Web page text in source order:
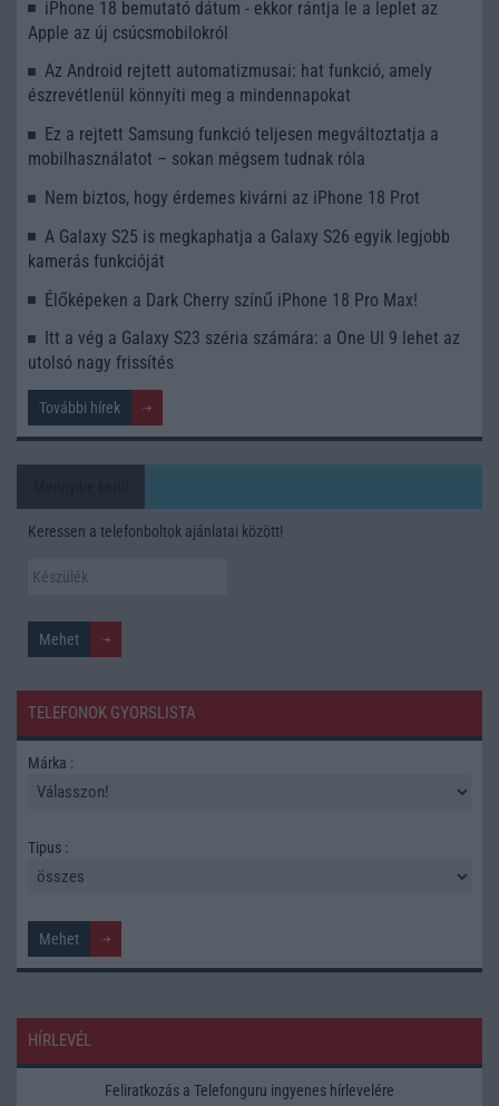
iPhone 18 bemutató dátum - ekkor rántja le a leplet az
Apple az új csúcsmobilokról
Az Android rejtett automatizmusai: hat funkció, amely
észrevétlenül könnyíti meg a mindennapokat
Ez a rejtett Samsung funkció teljesen megváltoztatja a
mobilhasználatot – sokan mégsem tudnak róla
Nem biztos, hogy érdemes kivárni az iPhone 18 Prot
A Galaxy S25 is megkaphatja a Galaxy S26 egyik legjobb
kamerás funkcióját
Élőképeken a Dark Cherry színű iPhone 18 Pro Max!
Itt a vég a Galaxy S23 széria számára: a One UI 9 lehet az
utolsó nagy frissítés
További hírek
Keressen a telefonboltok ajánlatai között!
TELEFONOK GYORSLISTA
Márka :
Tipus :
HÍRLEVÉL
Feliratkozás a Telefonguru ingyenes hírlevelére